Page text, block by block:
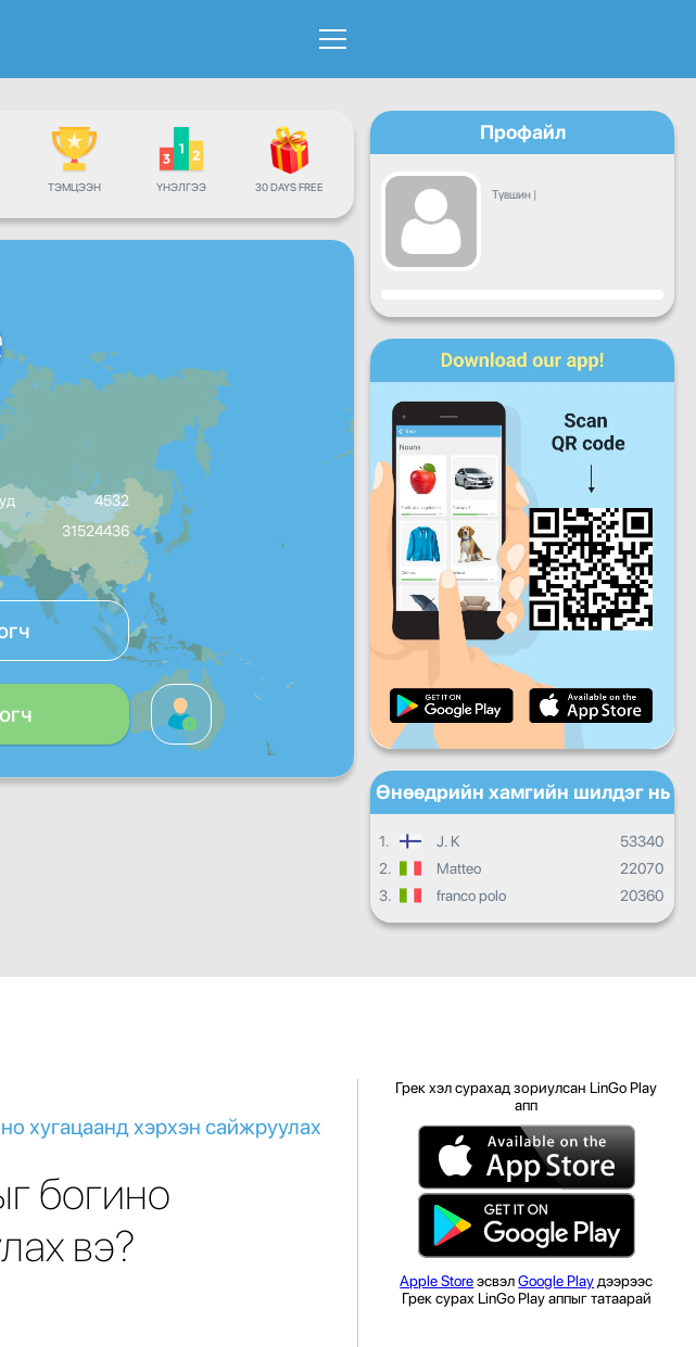
ТЭМЦЭЭН ҮНЭЛГЭЭ 30 DAYS FREE
4532
31524436
Профайл
Түвшин |
Явц
Даваа Лхагва Пүрэв
Бямба Ням
Өдөр тутмын дэвшил
Сарын ахиц
Ерөнхий дэвшил
Өнөөдрийн хамгийн шилдэг нь
1. J. K
53340
2.
Matteo
22070
3.
franco polo 20360
хугацаанд хэрхэн сайжруулах
богино
вэ?
Грек хэл сурахад зориулсан LinGo Play
апп
Apple StoreэсвэлGoogle Play дээрээс
Грек сурах LinGo Play аппыг татаарай